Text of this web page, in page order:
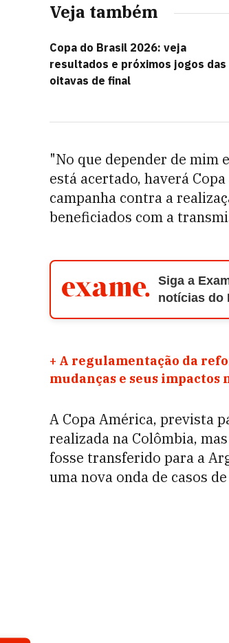
Veja também
Copa do Brasil 2026: veja
resultados e próximos jogos das
oitavas de final
"No que depender de mim
está acertado, haverá
campanha contra a
beneficiados com a
Siga a
notícias do
+ A regulamentação da
mudanças e seus impactos
A Copa América, prevista
realizada na Colômbia,
fosse transferido para a
uma nova onda de casos